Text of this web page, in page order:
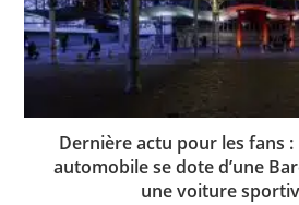
Dernière actu pour les fans :
automobile se dote d’une
une voiture